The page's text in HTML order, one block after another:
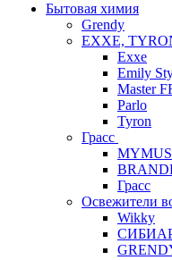
Бытовая химия
Grendy
EXXE,
Exxe
Emily
Master
Parlo
Tyron
Грасс
Грасс
Освежители
Wikky